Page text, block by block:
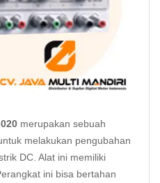
merupakan sebuah
melakukan pengubahan
DC. Alat ini memiliki
ini bisa bertahan